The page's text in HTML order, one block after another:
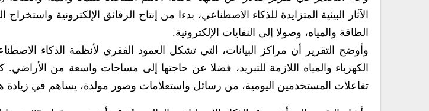
الآثار البيئية المتزايدة للذكاء الاصطناعي، بدءا من إنتاج الرقائق الإلكترونية
الطاقة والمياه، وصولا إلى النفايات الإلكترونية.
وأوضح التقرير أن مراكز البيانات، التي تشكل العمود الفقري لأنظمة الذكاء
الكهرباء والمياه اللازمة للتبريد، فضلا عن حاجتها إلى مساحات واسعة من الأراضي.
تفاعلات المستخدمين اليومية، من رسائل واستعلامات وصور مولدة، يساهم في زيادة